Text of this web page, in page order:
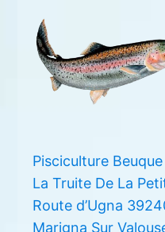
Pisciculture Beuque
La Truite De La
Route d’Ugna
Marigna Sur